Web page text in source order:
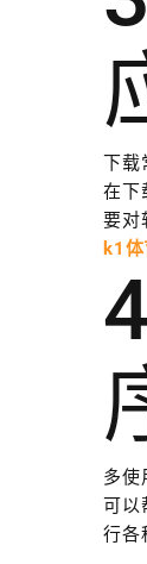
下载
在下
要对
k1
多使
可以
行各